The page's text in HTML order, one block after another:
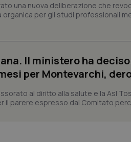
una nuova deliberazione che
organica per gli studi professionali
Il ministero ha
per Montevarchi,
al diritto alla salute e la Asl
il parere espresso dal Comitato
2 giorni